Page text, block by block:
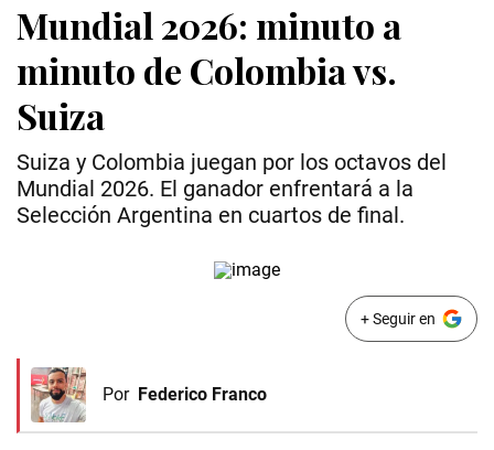
Mundial 2026: minuto a
minuto de Colombia vs.
Suiza
Suiza y Colombia juegan por los octavos del
Mundial 2026. El ganador enfrentará a la
Selección Argentina en cuartos de final.
+ Seguir en
Por Federico Franco